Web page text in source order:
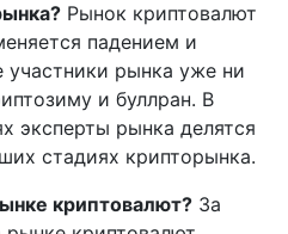
Рынок криптовалют
падением и
участники рынка уже ни
и буллран. В
эксперты рынка делятся
стадиях крипторынка.
криптовалют? За